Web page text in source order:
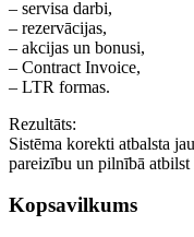
– servisa darbi,
– rezervācijas,
– akcijas un bonusi,
– Contract Invoice,
– LTR formas.
Rezultāts:
Sistēma korekti atbalsta
pareizību un pilnībā
Kopsavilkums